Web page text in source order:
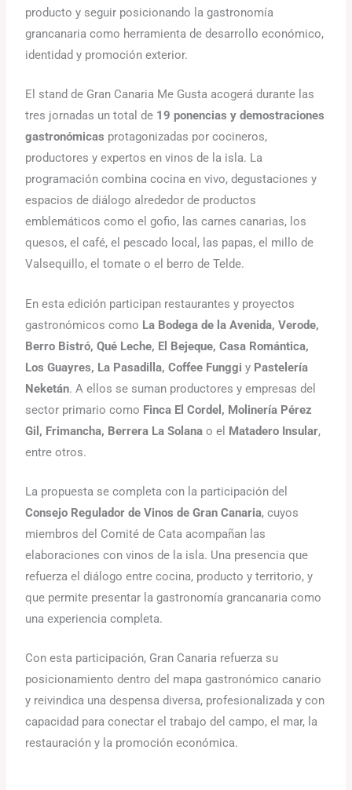
producto y seguir posicionando la gastronomía
grancanaria como herramienta de desarrollo económico,
identidad y promoción exterior.
El stand de Gran Canaria Me Gusta acogerá durante las
tres jornadas un total de 19 ponencias y demostraciones
gastronómicas protagonizadas por cocineros,
productores y expertos en vinos de la isla. La
programación combina cocina en vivo, degustaciones y
espacios de diálogo alrededor de productos
emblemáticos como el gofio, las carnes canarias, los
quesos, el café, el pescado local, las papas, el millo de
Valsequillo, el tomate o el berro de Telde.
En esta edición participan restaurantes y proyectos
gastronómicos como La Bodega de la Avenida, Verode,
Berro Bistró, Qué Leche, El Bejeque, Casa Romántica,
Los Guayres, La Pasadilla, Coffee Funggi y Pastelería
Neketán. A ellos se suman productores y empresas del
sector primario como Finca El Cordel, Molinería Pérez
Gil, Frimancha, Berrera La Solana o el Matadero Insular,
entre otros.
La propuesta se completa con la participación del
Consejo Regulador de Vinos de Gran Canaria, cuyos
miembros del Comité de Cata acompañan las
elaboraciones con vinos de la isla. Una presencia que
refuerza el diálogo entre cocina, producto y territorio, y
que permite presentar la gastronomía grancanaria como
una experiencia completa.
Con esta participación, Gran Canaria refuerza su
posicionamiento dentro del mapa gastronómico canario
y reivindica una despensa diversa, profesionalizada y con
capacidad para conectar el trabajo del campo, el mar, la
restauración y la promoción económica.